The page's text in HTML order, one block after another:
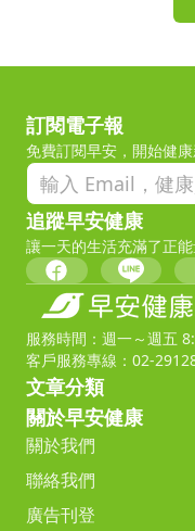
訂閱電子報
免費訂閱早安，開始健康
追蹤早安健康
讓一天的生活充滿了正
服務時間：週一～週五
客戶服務專線：02-
文章分類
關於早安健康
關於我們
聯絡我們
廣告刊登